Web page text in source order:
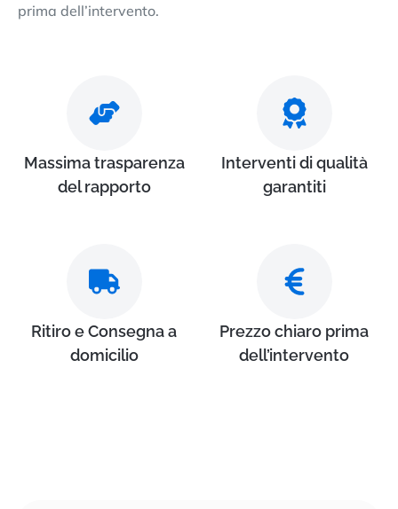
prima dell’intervento.
Massima trasparenza
del rapporto
Interventi di qualità
garantiti
Ritiro e Consegna a
domicilio
Prezzo chiaro prima
dell’intervento